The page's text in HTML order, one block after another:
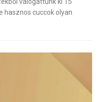
hasznos cuccok olyan